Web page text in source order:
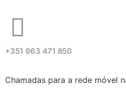
+351 963 471 850
Chamadas para a rede móvel